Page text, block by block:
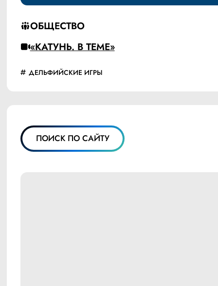
ОБЩЕСТВО
«КАТУНЬ. В ТЕМЕ»
ДЕЛЬФИЙСКИЕ ИГРЫ
ПОИСК ПО САЙТУ